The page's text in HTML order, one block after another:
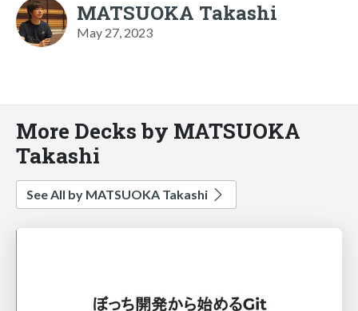
MATSUOKA Takashi
May 27, 2023
More Decks by MATSUOKA
Takashi
See All by MATSUOKA Takashi